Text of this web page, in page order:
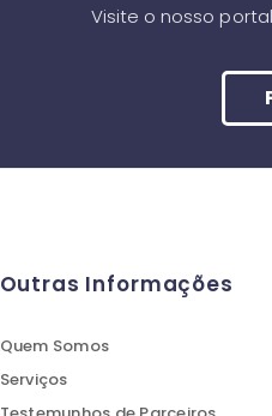
Visite o nosso
Outras Informações
Quem Somos
Serviços